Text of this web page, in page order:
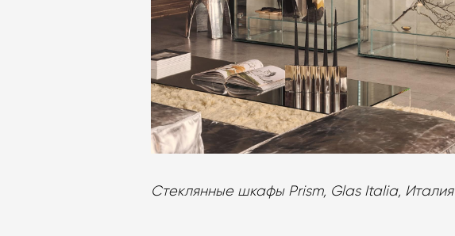
Стеклянные шкафы Prism, Glas Italia, Италия